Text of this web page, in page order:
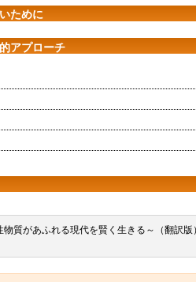
ために
アプローチ
質があふれる現代を賢く生きる～（翻訳版